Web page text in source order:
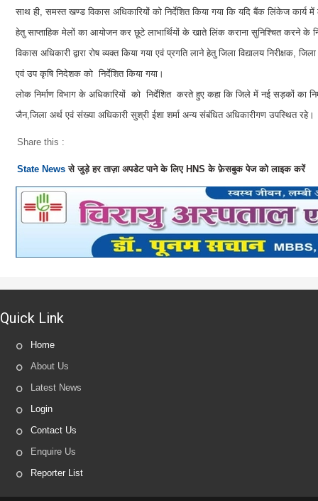
साथ ही, समस्त खण्ड विकास अधिकारियों को निर्देशित किया गया कि यदि बैंक लिंकेज कार्य में
हेतु साप्ताहिक मेलों का आयोजन कर छूटे लाभार्थियों के खाते लिंक कराना सुनिश्चित करने के
विकास अधिकारी द्वारा रोष व्यक्त किया गया एवं प्रगति लाने हेतु जिला विद्यालय निरीक्षक,
एवं उप कृषि निदेशक को निर्देशित किया गया।
लोक निर्माण विभाग के अधिकारियों को निर्देशित करते हुए कहा कि जिले में नई सड़कों का
जैन,जिला अर्थ एवं संख्या अधिकारी सुश्री ईशा शर्मा अन्य संबंधित अधिकारीगण उपस्थित रहे।
Share this :
State News से जुड़े हर ताज़ा अपडेट पाने के लिए HNS के फ़ेसबुक पेज को लाइक करें
Quick Link
Home
About Us
Latest News
Login
Contact Us
Enquire Us
Reporter List